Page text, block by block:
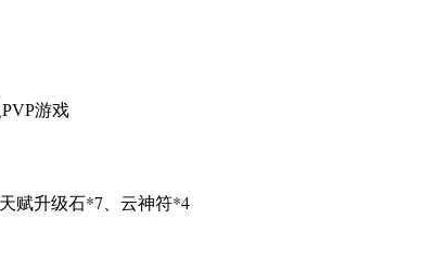
游戏
赋升级石*7、云神符*4